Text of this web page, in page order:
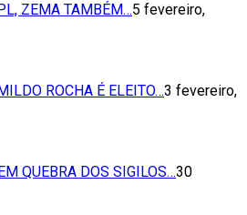
ZEMA TAMBÉM…5 fevereiro,
ROCHA É ELEITO…3 fevereiro,
QUEBRA DOS SIGILOS…30